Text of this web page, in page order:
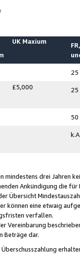
UK Maxium
25
£5,000 25
50
mindestens drei Jahren
Ankündigung die
Übersicht
können eine etwaig
verfallen.
Vereinbarung
Beträge dar.